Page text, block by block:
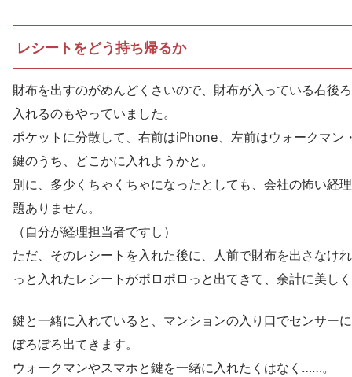
レシートをどう持ち帰るか
財布を出すのがめんどくさいので、財布が入っている右後
入れるのもやっていました。
ポケットに分散して、右前はiPhone、左前はウォークマン
鍵のうち、どこかに入れようかと。
別に、多少くちゃくちゃになったとしても、会社の怖い経
題ありません。
（自分が経理担当者ですし）
ただ、そのレシートを入れた後に、人前で財布を出さなけ
っと入れたレシートがポロポロっと出てきて、余計に美し
鍵と一緒に入れていると、マンションの入り口でセンサー
ぼろぼろ出てきます。
ウォークマンやスマホと鍵を一緒に入れたくはなく……。